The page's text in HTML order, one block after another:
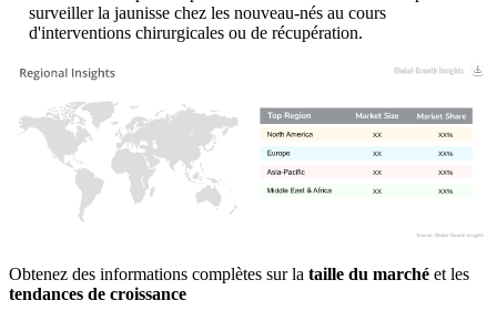
surveiller la jaunisse chez les nouveau-nés au cours
d'interventions chirurgicales ou de récupération.
XX%
XX
XX%
XX
XX%
XX
XX%
XX
Obtenez des informations complètes sur la taille du marché et les
tendances de croissance